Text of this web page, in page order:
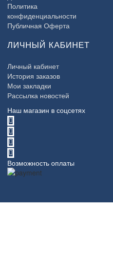
Политика
конфиденциальности
Публичная Оферта
ЛИЧНЫЙ КАБИНЕТ
Личный кабинет
История заказов
Мои закладки
Рассылка новостей
Наш магазин в соцсетях
Возможность оплаты